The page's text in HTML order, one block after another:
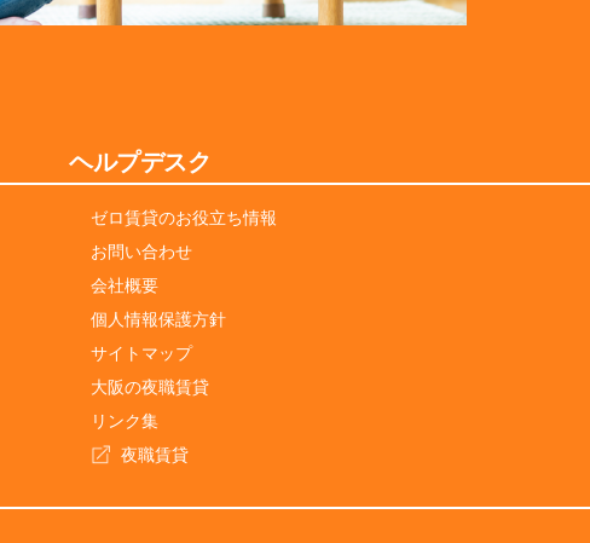
ヘルプデスク
ゼロ賃貸のお役立ち情報
お問い合わせ
会社概要
個人情報保護方針
サイトマップ
大阪の夜職賃貸
リンク集
夜職賃貸